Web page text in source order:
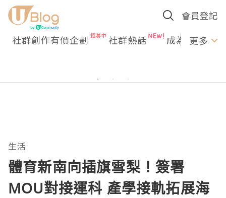
會員登記
社群創作有價企劃 社群熱話 成為U更多
生活
體育新南向插旗雪梨！簽署
MOU對接運科 產學接軌拓展海